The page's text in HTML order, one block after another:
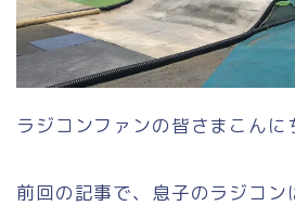
ラジコンファンの皆さまこんに
前回の記事で、息子のラジコン